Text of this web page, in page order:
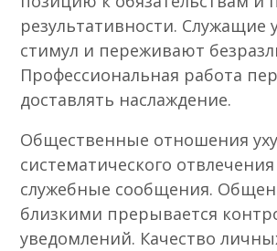
результативности. Служащие
стимул и переживают
Профессиональная работа
доставлять наслаждение.
Общественные отношения
систематического
служебные сообщения.
близкими прерывается
уведомлений. Качество